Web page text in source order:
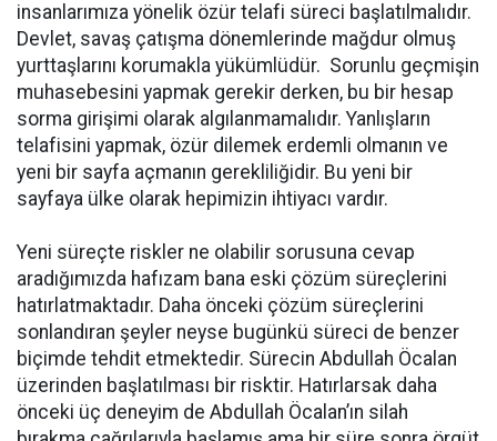
insanlarımıza yönelik özür telafi süreci başlatılmalıdır.
Devlet, savaş çatışma dönemlerinde mağdur olmuş
yurttaşlarını korumakla yükümlüdür. Sorunlu geçmişin
muhasebesini yapmak gerekir derken, bu bir hesap
sorma girişimi olarak algılanmamalıdır. Yanlışların
telafisini yapmak, özür dilemek erdemli olmanın ve
yeni bir sayfa açmanın gerekliliğidir. Bu yeni bir
sayfaya ülke olarak hepimizin ihtiyacı vardır.
Yeni süreçte riskler ne olabilir sorusuna cevap
aradığımızda hafızam bana eski çözüm süreçlerini
hatırlatmaktadır. Daha önceki çözüm süreçlerini
sonlandıran şeyler neyse bugünkü süreci de benzer
biçimde tehdit etmektedir. Sürecin Abdullah Öcalan
üzerinden başlatılması bir risktir. Hatırlarsak daha
önceki üç deneyim de Abdullah Öcalan’ın silah